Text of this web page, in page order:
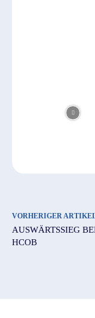
VORHERIGER
AUSWÄRTSSIEG
HCOB